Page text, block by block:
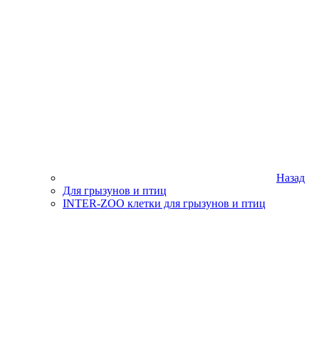
Назад
Для грызунов и птиц
INTER-ZOO клетки для грызунов и птиц